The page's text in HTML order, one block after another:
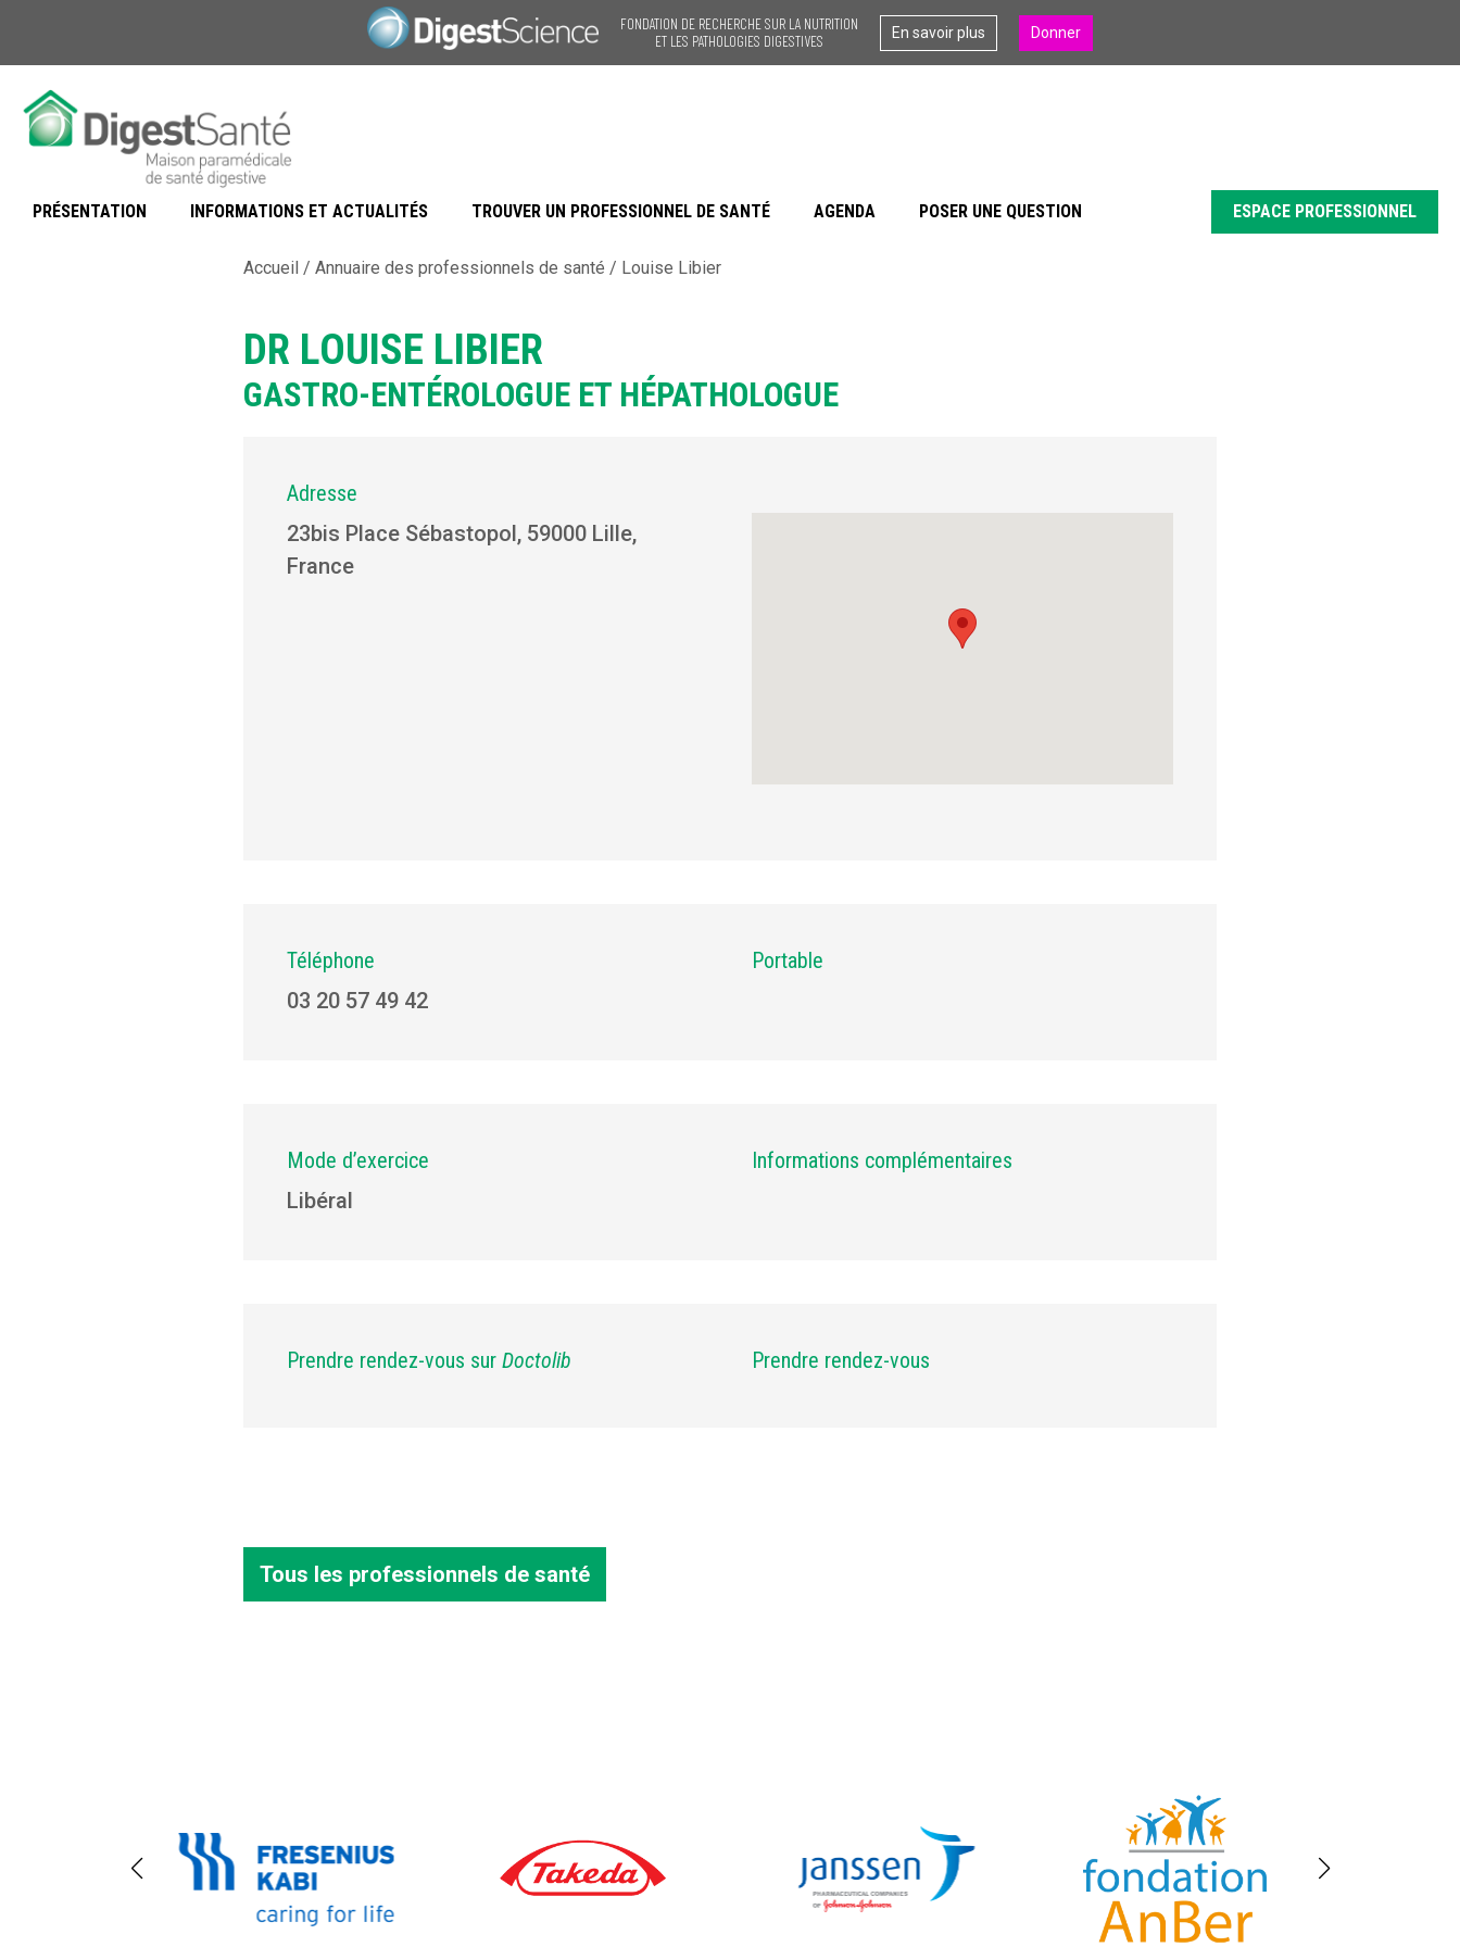
FONDATION DE RECHERCHE SUR LA NUTRITION
ET LES PATHOLOGIES DIGESTIVES
En savoir plus Donner
PRÉSENTATION INFORMATIONS ET ACTUALITÉS TROUVER UN PROFESSIONNEL DE SANTÉ AGENDA POSER UNE QUESTION ESPACE PROFESSIONNEL
Accueil / Annuaire des professionnels de santé / Louise Libier
DR LOUISE LIBIER
GASTRO-ENTÉROLOGUE ET HÉPATHOLOGUE
Adresse
23bis Place Sébastopol, 59000 Lille,
France
Téléphone
03 20 57 49 42
Portable
Mode d’exercice
Libéral
Informations complémentaires
Prendre rendez-vous sur Doctolib Prendre rendez-vous
Tous les professionnels de santé